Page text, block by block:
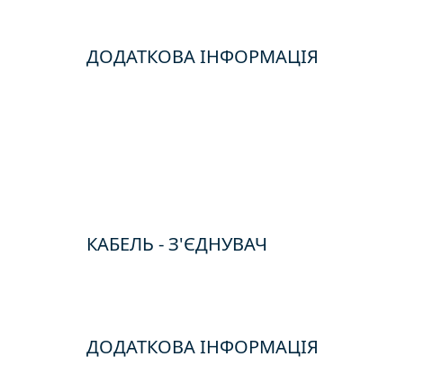
ДОДАТКОВА ІНФОРМАЦІЯ
КАБЕЛЬ - З'ЄДНУВАЧ
ДОДАТКОВА ІНФОРМАЦІЯ